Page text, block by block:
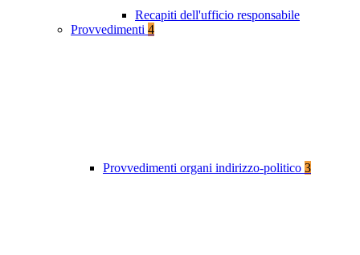
Recapiti dell'ufficio responsabile
Provvedimenti 4
Provvedimenti organi indirizzo-politico 3